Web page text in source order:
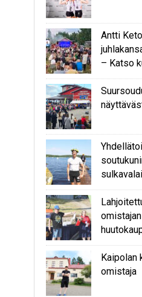
Antti
– Katso
Kaipolan
omistaja